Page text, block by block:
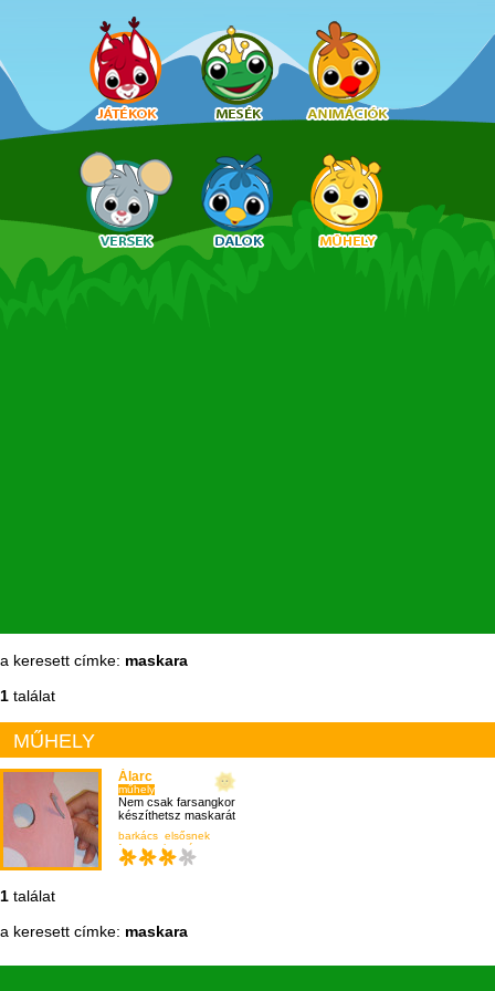
a keresett címke: maskara
1 találat
MŰHELY
Álarc
műhely
Nem csak farsangkor
készíthetsz maskarát
barkács elsősnek
farsang
kreatív
1 találat
a keresett címke: maskara